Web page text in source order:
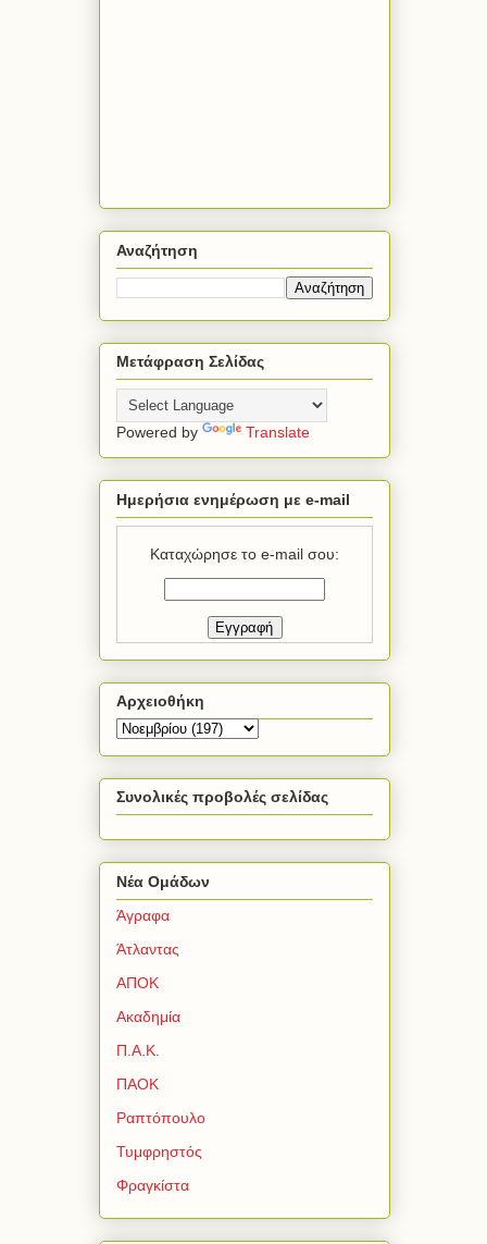
Αναζήτηση
Μετάφραση Σελίδας
Powered by Translate
Ημερήσια ενημέρωση με e-mail
Καταχώρησε το e-mail σου:
Αρχειοθήκη
Συνολικές προβολές σελίδας
Νέα Ομάδων
Άγραφα
Άτλαντας
ΑΠΟΚ
Ακαδημία
Π.Α.Κ.
ΠΑΟΚ
Ραπτόπουλο
Τυμφρηστός
Φραγκίστα